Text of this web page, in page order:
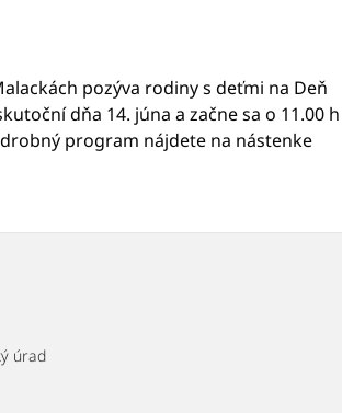
pozýva rodiny s deťmi na Deň
dňa 14. júna a začne sa o 11.00 h
program nájdete na nástenke
úrad